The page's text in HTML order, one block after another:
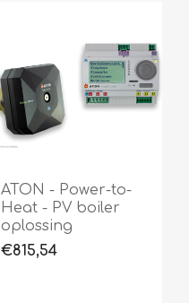
ATON - Power-to-
Heat - PV boiler
oplossing
€815,54